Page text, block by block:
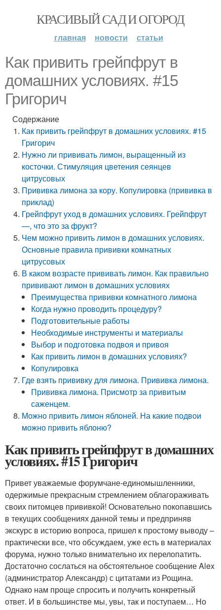
КРАСИВЫЙ САД И ОГОРОД
главная новости статьи
Как привить грейпфрут в
домашних условиях. #15
Григорич
Содержание
Как привить грейпфрут в домашних условиях. #15
Григорич
Нужно ли прививать лимон, выращенный из
косточки. Стимуляция цветения сеянцев
цитрусовых
Прививка лимона за кору. Копулировка (прививка в
приклад)
Грейпфрут уход в домашних условиях. Грейпфрут
—, что это за фрукт?
Чем можно привить лимон в домашних условиях.
Основные правила прививки комнатных
цитрусовых
В каком возрасте прививать лимон. Как правильно
прививают лимон в домашних условиях
Преимущества прививки комнатного лимона
Когда нужно проводить процедуру?
Подготовительные работы
Необходимые инструменты и материалы
Выбор и подготовка подвоя и привоя
Как привить лимон в домашних условиях?
Копулировка
Где взять прививку для лимона. Прививка лимона.
Прививка лимона. Присмотр за привитым
саженцем.
Можно привить лимон яблоней. На какие подвои
можно привить яблоню?
Как привить грейпфрут в домашних
условиях. #15 Григорич
Привет уважаемые форумчане-единомышленники,
одержимые прекрасным стремлением облагораживать
своих питомцев прививкой! Основательно покопавшись
в текущих сообщениях данной темы и предприняв
экскурс в историю вопроса, пришел к простому выводу –
практически все, что обсуждаем, уже есть в материалах
форума, нужно только внимательно их перелопатить.
Достаточно сослаться на обстоятельное сообщение Alex
(администратор Александр) с цитатами из Рощина.
Однако нам проще спросить и получить конкретный
ответ. И в большинстве мы, увы, так и поступаем… Но